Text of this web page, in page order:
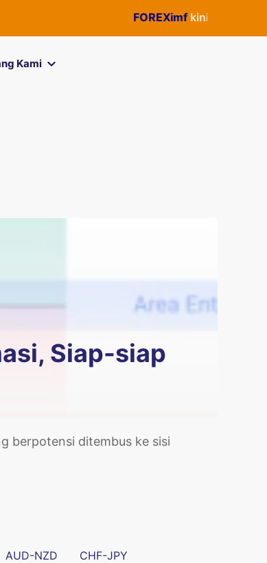
FOREXimfkini menjadi
Kami
Siap-siap
berpotensi ditembus ke sisi
AUD-NZD
CHF-JPY